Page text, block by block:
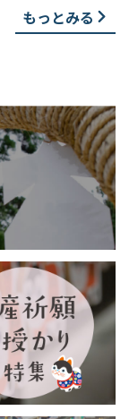
もっとみる